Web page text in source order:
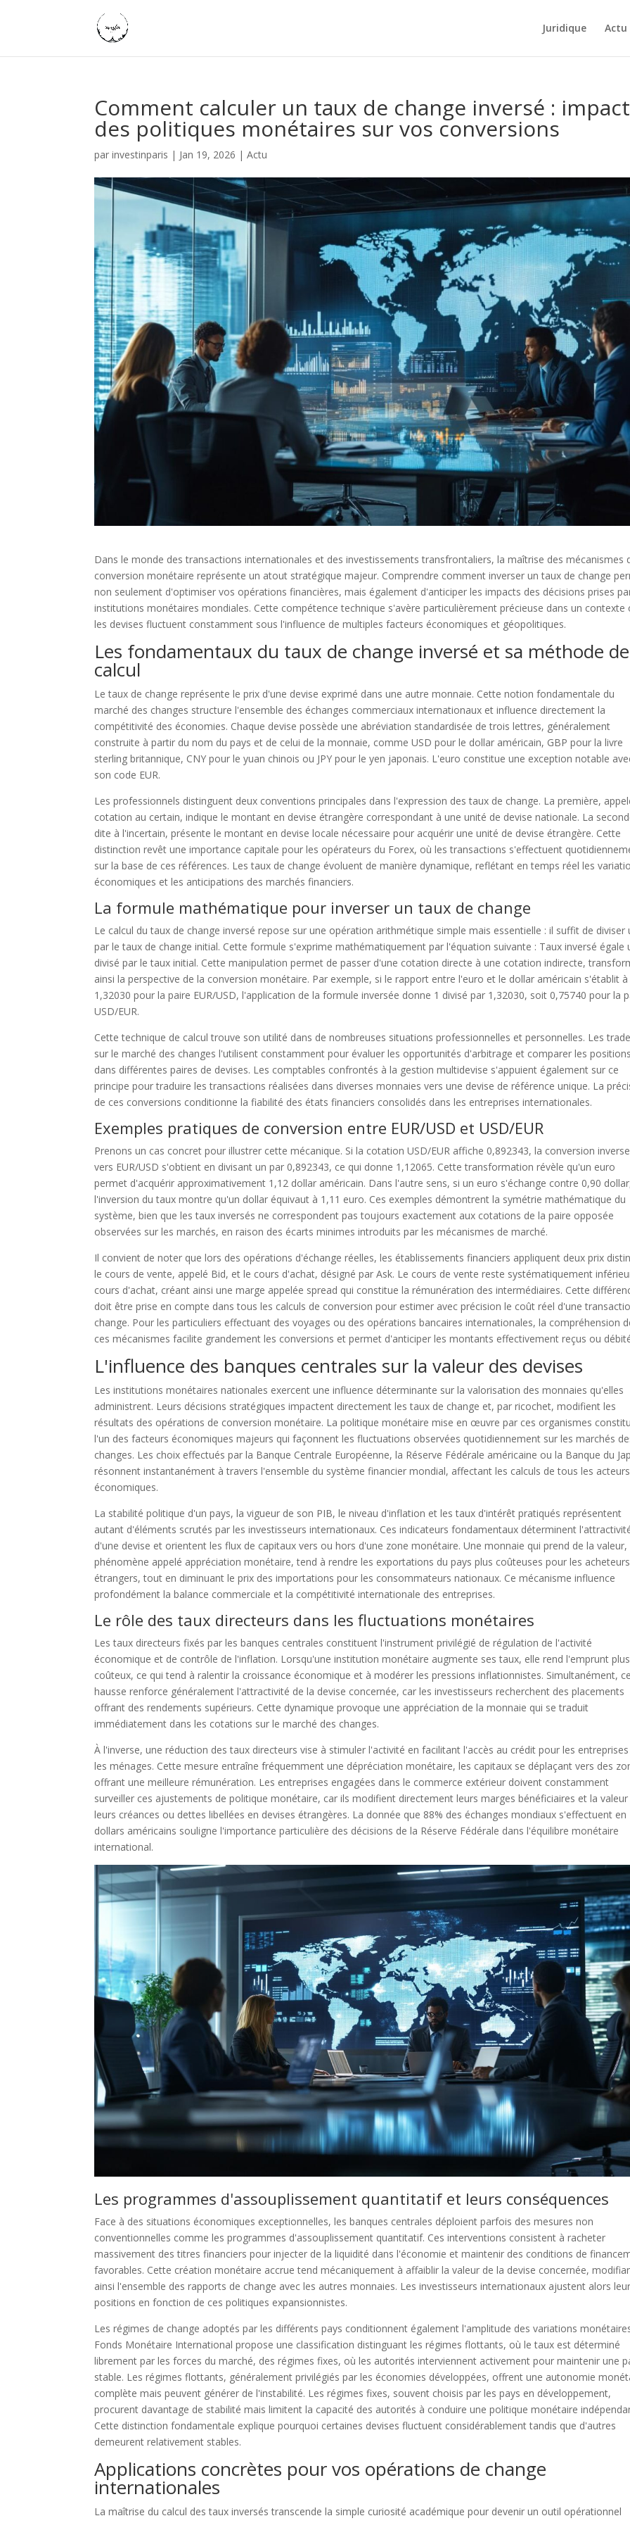
Juridique Actu
Comment calculer un taux de change inversé : impact
des politiques monétaires sur vos conversions
parinvestinparis | Jan 19, 2026 |Actu
Dans le monde des transactions internationales et des investissements transfrontaliers, la maîtrise des mécanismes
conversion monétaire représente un atout stratégique majeur. Comprendre comment inverser un taux de change
non seulement d'optimiser vos opérations financières, mais également d'anticiper les impacts des décisions prises
institutions monétaires mondiales. Cette compétence technique s'avère particulièrement précieuse dans un contexte
les devises fluctuent constamment sous l'influence de multiples facteurs économiques et géopolitiques.
Les fondamentaux du taux de change inversé et sa méthode de
calcul
Le taux de change représente le prix d'une devise exprimé dans une autre monnaie. Cette notion fondamentale du
marché des changes structure l'ensemble des échanges commerciaux internationaux et influence directement la
compétitivité des économies. Chaque devise possède une abréviation standardisée de trois lettres, généralement
construite à partir du nom du pays et de celui de la monnaie, comme USD pour le dollar américain, GBP pour la livre
sterling britannique, CNY pour le yuan chinois ou JPY pour le yen japonais. L'euro constitue une exception notable
son code EUR.
Les professionnels distinguent deux conventions principales dans l'expression des taux de change. La première,
cotation au certain, indique le montant en devise étrangère correspondant à une unité de devise nationale. La
dite à l'incertain, présente le montant en devise locale nécessaire pour acquérir une unité de devise étrangère. Cette
distinction revêt une importance capitale pour les opérateurs du Forex, où les transactions s'effectuent
sur la base de ces références. Les taux de change évoluent de manière dynamique, reflétant en temps réel les
économiques et les anticipations des marchés financiers.
La formule mathématique pour inverser un taux de change
Le calcul du taux de change inversé repose sur une opération arithmétique simple mais essentielle : il suffit de diviser
par le taux de change initial. Cette formule s'exprime mathématiquement par l'équation suivante : Taux inversé égale
divisé par le taux initial. Cette manipulation permet de passer d'une cotation directe à une cotation indirecte,
ainsi la perspective de la conversion monétaire. Par exemple, si le rapport entre l'euro et le dollar américain s'établit à
1,32030 pour la paire EUR/USD, l'application de la formule inversée donne 1 divisé par 1,32030, soit 0,75740 pour la
USD/EUR.
Cette technique de calcul trouve son utilité dans de nombreuses situations professionnelles et personnelles. Les
sur le marché des changes l'utilisent constamment pour évaluer les opportunités d'arbitrage et comparer les positions
dans différentes paires de devises. Les comptables confrontés à la gestion multidevise s'appuient également sur ce
principe pour traduire les transactions réalisées dans diverses monnaies vers une devise de référence unique. La
de ces conversions conditionne la fiabilité des états financiers consolidés dans les entreprises internationales.
Exemples pratiques de conversion entre EUR/USD et USD/EUR
Prenons un cas concret pour illustrer cette mécanique. Si la cotation USD/EUR affiche 0,892343, la conversion inverse
vers EUR/USD s'obtient en divisant un par 0,892343, ce qui donne 1,12065. Cette transformation révèle qu'un euro
permet d'acquérir approximativement 1,12 dollar américain. Dans l'autre sens, si un euro s'échange contre 0,90
l'inversion du taux montre qu'un dollar équivaut à 1,11 euro. Ces exemples démontrent la symétrie mathématique du
système, bien que les taux inversés ne correspondent pas toujours exactement aux cotations de la paire opposée
observées sur les marchés, en raison des écarts minimes introduits par les mécanismes de marché.
Il convient de noter que lors des opérations d'échange réelles, les établissements financiers appliquent deux prix
le cours de vente, appelé Bid, et le cours d'achat, désigné par Ask. Le cours de vente reste systématiquement
cours d'achat, créant ainsi une marge appelée spread qui constitue la rémunération des intermédiaires. Cette
doit être prise en compte dans tous les calculs de conversion pour estimer avec précision le coût réel d'une
change. Pour les particuliers effectuant des voyages ou des opérations bancaires internationales, la compréhension
ces mécanismes facilite grandement les conversions et permet d'anticiper les montants effectivement reçus ou
L'influence des banques centrales sur la valeur des devises
Les institutions monétaires nationales exercent une influence déterminante sur la valorisation des monnaies qu'elles
administrent. Leurs décisions stratégiques impactent directement les taux de change et, par ricochet, modifient les
résultats des opérations de conversion monétaire. La politique monétaire mise en œuvre par ces organismes
l'un des facteurs économiques majeurs qui façonnent les fluctuations observées quotidiennement sur les marchés
changes. Les choix effectués par la Banque Centrale Européenne, la Réserve Fédérale américaine ou la Banque du
résonnent instantanément à travers l'ensemble du système financier mondial, affectant les calculs de tous les acteurs
économiques.
La stabilité politique d'un pays, la vigueur de son PIB, le niveau d'inflation et les taux d'intérêt pratiqués représentent
autant d'éléments scrutés par les investisseurs internationaux. Ces indicateurs fondamentaux déterminent
d'une devise et orientent les flux de capitaux vers ou hors d'une zone monétaire. Une monnaie qui prend de la valeur,
phénomène appelé appréciation monétaire, tend à rendre les exportations du pays plus coûteuses pour les acheteurs
étrangers, tout en diminuant le prix des importations pour les consommateurs nationaux. Ce mécanisme influence
profondément la balance commerciale et la compétitivité internationale des entreprises.
Le rôle des taux directeurs dans les fluctuations monétaires
Les taux directeurs fixés par les banques centrales constituent l'instrument privilégié de régulation de l'activité
économique et de contrôle de l'inflation. Lorsqu'une institution monétaire augmente ses taux, elle rend l'emprunt plus
coûteux, ce qui tend à ralentir la croissance économique et à modérer les pressions inflationnistes. Simultanément,
hausse renforce généralement l'attractivité de la devise concernée, car les investisseurs recherchent des placements
offrant des rendements supérieurs. Cette dynamique provoque une appréciation de la monnaie qui se traduit
immédiatement dans les cotations sur le marché des changes.
À l'inverse, une réduction des taux directeurs vise à stimuler l'activité en facilitant l'accès au crédit pour les
les ménages. Cette mesure entraîne fréquemment une dépréciation monétaire, les capitaux se déplaçant vers des
offrant une meilleure rémunération. Les entreprises engagées dans le commerce extérieur doivent constamment
surveiller ces ajustements de politique monétaire, car ils modifient directement leurs marges bénéficiaires et la valeur
leurs créances ou dettes libellées en devises étrangères. La donnée que 88% des échanges mondiaux s'effectuent en
dollars américains souligne l'importance particulière des décisions de la Réserve Fédérale dans l'équilibre monétaire
international.
Les programmes d'assouplissement quantitatif et leurs conséquences
Face à des situations économiques exceptionnelles, les banques centrales déploient parfois des mesures non
conventionnelles comme les programmes d'assouplissement quantitatif. Ces interventions consistent à racheter
massivement des titres financiers pour injecter de la liquidité dans l'économie et maintenir des conditions de
favorables. Cette création monétaire accrue tend mécaniquement à affaiblir la valeur de la devise concernée,
ainsi l'ensemble des rapports de change avec les autres monnaies. Les investisseurs internationaux ajustent alors
positions en fonction de ces politiques expansionnistes.
Les régimes de change adoptés par les différents pays conditionnent également l'amplitude des variations
Fonds Monétaire International propose une classification distinguant les régimes flottants, où le taux est déterminé
librement par les forces du marché, des régimes fixes, où les autorités interviennent activement pour maintenir une
stable. Les régimes flottants, généralement privilégiés par les économies développées, offrent une autonomie
complète mais peuvent générer de l'instabilité. Les régimes fixes, souvent choisis par les pays en développement,
procurent davantage de stabilité mais limitent la capacité des autorités à conduire une politique monétaire
Cette distinction fondamentale explique pourquoi certaines devises fluctuent considérablement tandis que d'autres
demeurent relativement stables.
Applications concrètes pour vos opérations de change
internationales
La maîtrise du calcul des taux inversés transcende la simple curiosité académique pour devenir un outil opérationnel